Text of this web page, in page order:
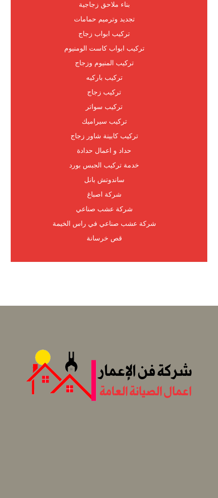
بناء ملاحق زجاجية
تجديد وترميم حمامات
تركيب ابواب زجاج
تركيب ابواب كاست الومنيوم
تركيب المنيوم وزجاج
تركيب باركيه
تركيب زجاج
تركيب سواتر
تركيب سيراميك
تركيب كابينة شاور زجاج
حداد و اعمال حدادة
خدمة تركيب الجبس بورد
ساندوتش بانل
شركة اصباغ
شركة عشب صناعي
شركة عشب صناعي في راس الخيمة
قص خرسانة